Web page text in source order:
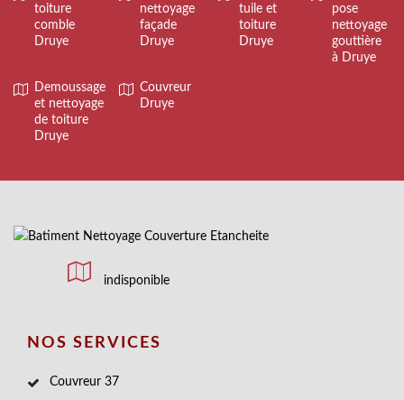
toiture
comble
Druye
nettoyage
façade
Druye
tuile et
toiture
Druye
pose
nettoyage
gouttière
à Druye
Demoussage
et nettoyage
de toiture
Druye
Couvreur
Druye
indisponible
NOS SERVICES
Couvreur 37